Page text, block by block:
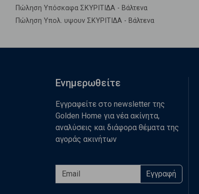
Πώληση Υπόσκαφα ΣΚΥΡΙΤΙΔΑ - Βάλτενα
Πώληση Υπολ. υψουν ΣΚΥΡΙΤΙΔΑ - Βάλτενα
Ενημερωθείτε
Εγγραφείτε στο newsletter της
Golden Home για νέα ακίνητα,
αναλύσεις και διάφορα θέματα της
αγοράς ακινήτων
Εγγραφή